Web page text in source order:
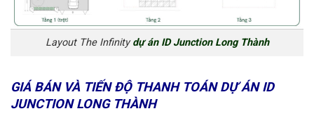
Layout The Infinitydự án ID Junction Long Thành
GIÁ BÁN VÀ TIẾN ĐỘ THANH TOÁN DỰ ÁN ID
JUNCTION LONG THÀNH